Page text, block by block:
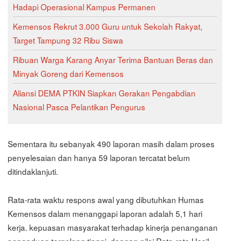
Hadapi Operasional Kampus Permanen
Kemensos Rekrut 3.000 Guru untuk Sekolah Rakyat,
Target Tampung 32 Ribu Siswa
Ribuan Warga Karang Anyar Terima Bantuan Beras dan
Minyak Goreng dari Kemensos
Aliansi DEMA PTKIN Siapkan Gerakan Pengabdian
Nasional Pasca Pelantikan Pengurus
Sementara itu sebanyak 490 laporan masih dalam proses
penyelesaian dan hanya 59 laporan tercatat belum
ditindaklanjuti.
Rata-rata waktu respons awal yang dibutuhkan Humas
Kemensos dalam menanggapi laporan adalah 5,1 hari
kerja. kepuasan masyarakat terhadap kinerja penanganan